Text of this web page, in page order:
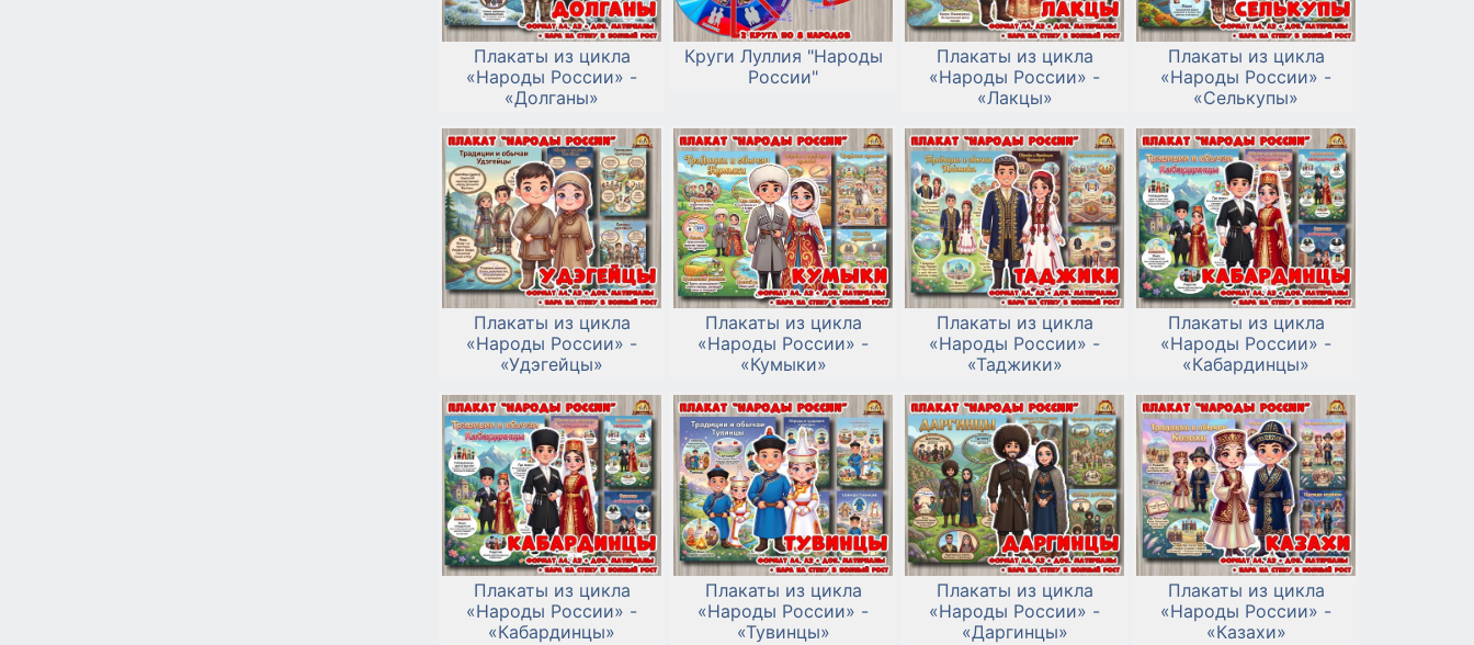
Плакаты из цикла
«Народы России» -
«Долганы»
Круги Луллия "Народы
России"
Плакаты из цикла
«Народы России» -
«Лакцы»
Плакаты из цикла
«Народы России» -
«Селькупы»
Плакаты из цикла
«Народы России» -
«Удэгейцы»
Плакаты из цикла
«Народы России» -
«Кумыки»
Плакаты из цикла
«Народы России» -
«Таджики»
Плакаты из цикла
«Народы России» -
«Кабардинцы»
Плакаты из цикла
«Народы России» -
«Кабардинцы»
Плакаты из цикла
«Народы России» -
«Тувинцы»
Плакаты из цикла
«Народы России» -
«Даргинцы»
Плакаты из цикла
«Народы России» -
«Казахи»